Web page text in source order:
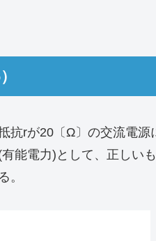
抗rが20〔Ω〕の交流電源
能電力)として、正しい
。